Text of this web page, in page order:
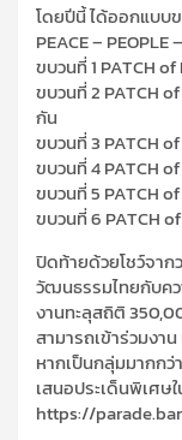
โดยปีนี้ ได้ออกแบบ
PEACE –
ขบวนที่ 1 PATCH
ขบวนที่ 2 PATCH
กัน
ขบวนที่ 3 PATCH
ขบวนที่ 4 PATCH
ขบวนที่ 5 PATCH
ขบวนที่ 6 PATCH
ปิดท้ายด้วยโชว์จาก
วัฒนธรรมไทยกับค
งานทะลุสถิติ
สามารถเข้าร่วมงา
หากเป็นกลุ่มมากก
เสนอประเด็นพิเศษ
https://